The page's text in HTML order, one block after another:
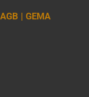
AGB | GEMA